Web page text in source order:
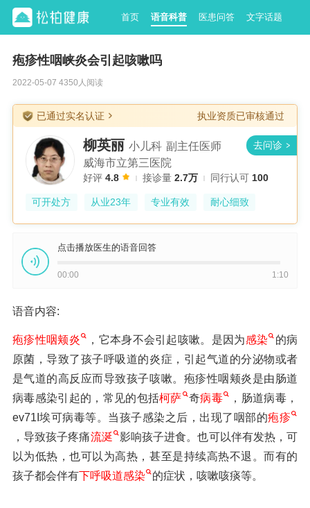
首页 语音科普 医患问答 文字话题
疱疹性咽峡炎会引起咳嗽吗
2022-05-07 4350人阅读
已通过实名认证 执业资质已审核通过
柳英丽 小儿科 副主任医师
威海市立第三医院
好评4.8 接诊量2.7万 同行认可 100
可开处方 从业23年 专业有效 耐心细致
点击播放医生的语音回答
00:00 1:10
语音内容:
疱疹性咽颊炎 ，它本身不会引起咳嗽。是因为感染
的病
原菌，导致了孩子呼吸道的炎症，引起气道的分泌物或者
是气道的高反应而导致孩子咳嗽。疱疹性咽颊炎是由肠道
病毒感染引起的，常见的包括柯萨 奇病毒
，肠道病毒，
ev71I埃可病毒等。当孩子感染之后，出现了咽部的疱疹
，导致孩子疼痛流涎
影响孩子进食。也可以伴有发热，可
以为低热，也可以为高热，甚至是持续高热不退。而有的
孩子都会伴有下呼吸道感染 的症状，咳嗽咳痰等。